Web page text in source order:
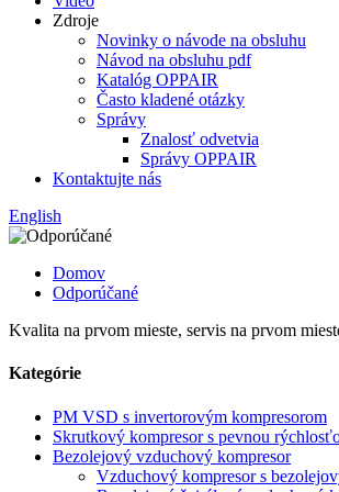
Zdroje
Novinky o návode na obsluhu
Návod na obsluhu pdf
Katalóg OPPAIR
Často kladené otázky
Správy
Znalosť odvetvia
Správy OPPAIR
Kontaktujte nás
English
Domov
Odporúčané
Kvalita na prvom mieste, servis na prvom
Kategórie
PM VSD s invertorovým kompresorom
Skrutkový kompresor s pevnou
Bezolejový vzduchový kompresor
Vzduchový kompresor s